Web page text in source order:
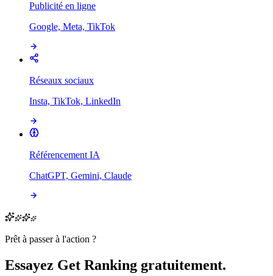
Publicité en ligne
Google, Meta, TikTok
Réseaux sociaux
Insta, TikTok, LinkedIn
Référencement IA
ChatGPT, Gemini, Claude
Prêt à passer à l'action ?
Essayez Get Ranking gratuitement.